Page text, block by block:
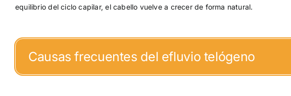
equilibrio del ciclo capilar, el cabello vuelve a crecer de forma natural.
Causas frecuentes del efluvio telógeno